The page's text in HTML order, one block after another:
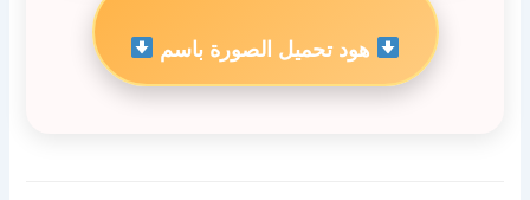
هود تحميل الصورة باسم